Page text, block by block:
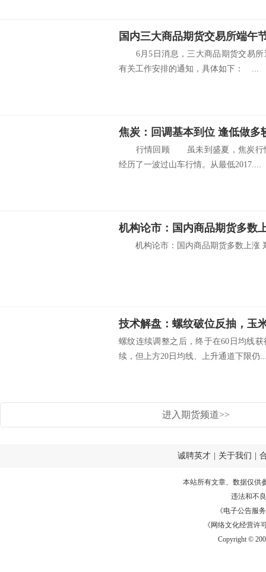
6月5日消息，三大商品期货交易所
有关工作安排的通知，具体如下： ...
焦炭：回调基本到位 逢低做多
行情回顾 虽未到盛夏，焦炭行情
经历了一波过山车行情。从最低2017....
机构论市：国内商品期货多数
机构论市：国内商品期货多数上涨
技术解盘：螺纹破位反抽，玉
螺纹连续调整之后，终于在60日均线
续，但上方20日均线、上升通道下限仍
进入期货频道>>
诚聘英才 关于我们
本站所有文章、数据仅供
违法和不
《电子公告服务
《网络文化经营许
Copyright ©